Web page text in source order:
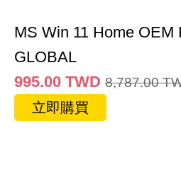
MS Win 11 Home OEM
GLOBAL
995.00 TWD 8,787.00
立即購買